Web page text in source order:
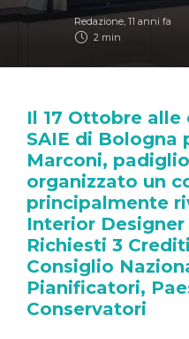
Redazione, 11 anni fa
2 min
Il 17 Ottobre alle
SAIE di Bologna
Marconi,
organizzato un
principalmente
Interior
Richiesti 3
Consiglio
Pianificatori,
Conservatori